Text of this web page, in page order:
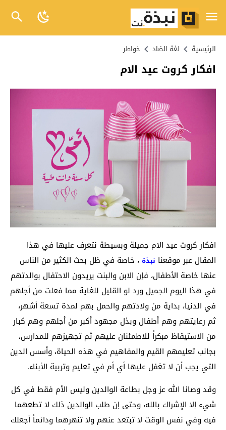
الرئيسية لغة الضاد خواطر
افكار كروت عيد الام
افكار كروت عيد الام جميلة وبسيطة نتعرف عليها في هذا
المقال عبر موقعنا نبذة ، خاصة في ظل بحث الكثير من الناس
عنها خاصة الأطفال، فإن الابن والبنت يريدون الاحتفال بوالدتهم
في هذا اليوم الجميل ورد لو القليل للغاية مما فعلت من أجلهم
في الدنيا، بداية من ولادتهم والحمل بهم لمدة تسعة أشهر،
ثم رعايتهم وهم أطفال وبذل مجهود أكبر من أجلهم وهم كبار
من الاستيقاظ مبكراً للاطمئنان عليهم ثم تجهيزهم للمدارس،
بجانب تعليمهم القيم والمفاهيم في هذه الحياة، وأسس الدين
التي يجب أن لا تغفل عليها أي أم في تعليم وتربية الأبناء.
وقد وصانا الله عز وجل بطاعة الوالدين وليس الأم فقط في كل
شيء إلا الإشراك بالله، وحتى إن طلب الوالدين ذلك لا تطعهما
فيه وفي نفس الوقت لا تبتعد عنهم ولا تنهرهما ودائماً أجعلك